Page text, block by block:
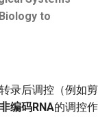
to
录后调控（例如剪
非编码RNA的调控作